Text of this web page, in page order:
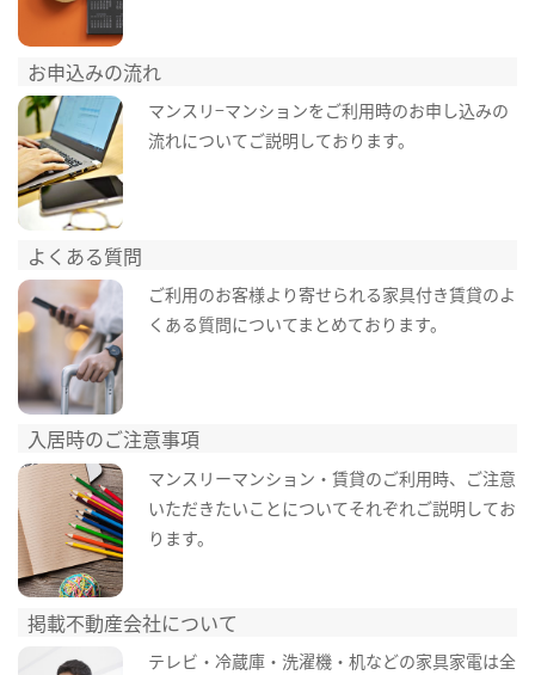
お申込みの流れ
マンスリ−マンションをご利用時のお申し込みの
流れについてご説明しております。
よくある質問
ご利用のお客様より寄せられる家具付き賃貸のよ
くある質問についてまとめております。
入居時のご注意事項
マンスリーマンション・賃貸のご利用時、ご注意
いただきたいことについてそれぞれご説明してお
ります。
掲載不動産会社について
テレビ・冷蔵庫・洗濯機・机などの家具家電は全